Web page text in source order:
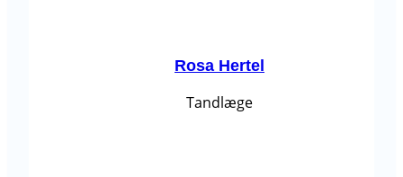
Rosa Hertel
Tandlæge